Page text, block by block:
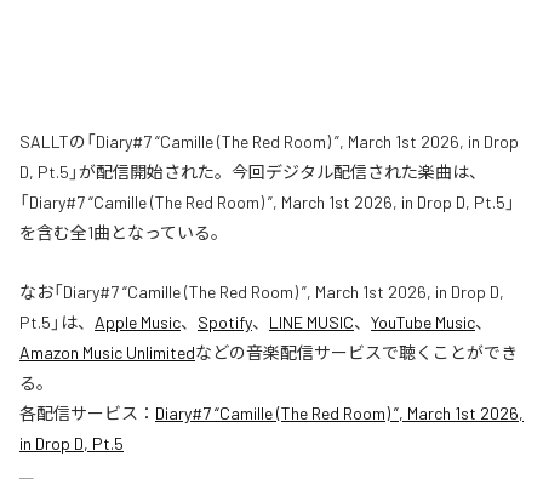
SALLTの「Diary#7 “Camille (The Red Room) ”, March 1st 2026, in Drop
D, Pt.5」が配信開始された。今回デジタル配信された楽曲は、
「Diary#7 “Camille (The Red Room) ”, March 1st 2026, in Drop D, Pt.5」
を含む全1曲となっている。
なお「Diary#7 “Camille (The Red Room) ”, March 1st 2026, in Drop D,
Pt.5 」は、 Apple Music、 Spotify、 LINE MUSIC、 YouTube Music、
Amazon Music Unlimitedなどの音楽配信サービスで聴くことができ
る。
各配信サービス： Diary#7 “Camille (The Red Room) ”, March 1st 2026,
in Drop D, Pt.5